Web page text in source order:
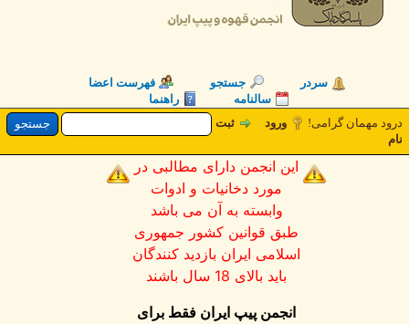
سردر جستجو
فهرست اعضا
سالنامه
راهنما
مهمان گرامی!
ورود ثبت
این انجمن دارای مطالبی در
مورد دخانیات و ادوات
وابسته به آن می باشد
طبق قوانین کشور جمهوری
اسلامی ایران بازدید کنندگان
باید بالای 18 سال باشند
انجمن پیپ ایران فقط برای